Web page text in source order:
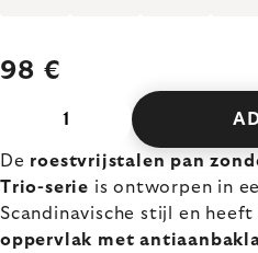
98 €
De roestvrijstalen pan
Trio-serie is ontworpen in
Scandinavische stijl en heeft
oppervlak met